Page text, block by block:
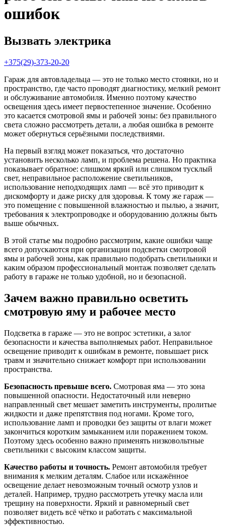
ошибок
Вызвать электрика
+375(29)-373-20-20
Гараж для автовладельца — это не только место стоянки, но и
пространство, где часто проводят диагностику, мелкий ремонт
и обслуживание автомобиля. Именно поэтому качество
освещения здесь имеет первостепенное значение. Особенно
это касается смотровой ямы и рабочей зоны: без правильного
света сложно рассмотреть детали, а любая ошибка в ремонте
может обернуться серьёзными последствиями.
На первый взгляд может показаться, что достаточно
установить несколько ламп, и проблема решена. Но практика
показывает обратное: слишком яркий или слишком тусклый
свет, неправильное расположение светильников,
использование неподходящих ламп — всё это приводит к
дискомфорту и даже риску для здоровья. К тому же гараж —
это помещение с повышенной влажностью и пылью, а значит,
требования к электропроводке и оборудованию должны быть
выше обычных.
В этой статье мы подробно рассмотрим, какие ошибки чаще
всего допускаются при организации подсветки смотровой
ямы и рабочей зоны, как правильно подобрать светильники и
каким образом профессиональный монтаж позволяет сделать
работу в гараже не только удобной, но и безопасной.
Зачем важно правильно осветить
смотровую яму и рабочее место
Подсветка в гараже — это не вопрос эстетики, а залог
безопасности и качества выполняемых работ. Неправильное
освещение приводит к ошибкам в ремонте, повышает риск
травм и значительно снижает комфорт при использовании
пространства.
Безопасность превыше всего. Смотровая яма — это зона
повышенной опасности. Недостаточный или неверно
направленный свет мешает заметить инструменты, пролитые
жидкости и даже препятствия под ногами. Кроме того,
использование ламп и проводки без защиты от влаги может
закончиться коротким замыканием или поражением током.
Поэтому здесь особенно важно применять низковольтные
светильники с высоким классом защиты.
Качество работы и точность. Ремонт автомобиля требует
внимания к мелким деталям. Слабое или искажённое
освещение делает невозможным точный осмотр узлов и
деталей. Например, трудно рассмотреть утечку масла или
трещину на поверхности. Яркий и равномерный свет
позволяет видеть всё чётко и работать с максимальной
эффективностью.